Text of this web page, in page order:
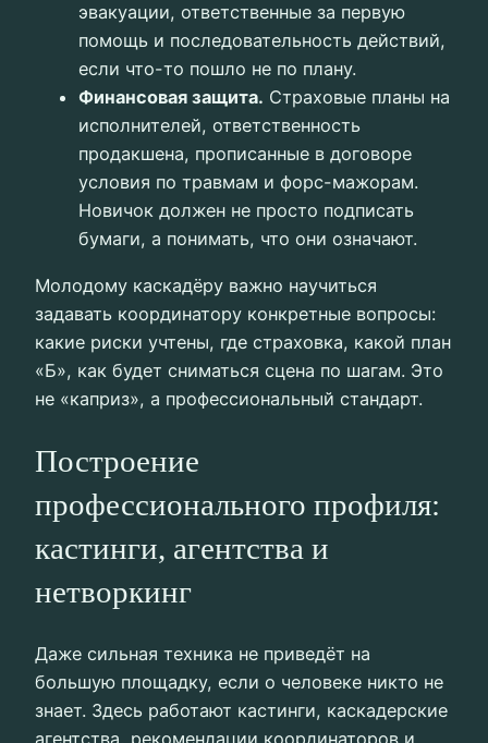
эвакуации, ответственные за первую
помощь и последовательность действий,
если что-то пошло не по плану.
Финансовая защита. Страховые планы на
исполнителей, ответственность
продакшена, прописанные в договоре
условия по травмам и форс-мажорам.
Новичок должен не просто подписать
бумаги, а понимать, что они означают.
Молодому каскадёру важно научиться
задавать координатору конкретные вопросы:
какие риски учтены, где страховка, какой план
«Б», как будет сниматься сцена по шагам. Это
не «каприз», а профессиональный стандарт.
Построение
профессионального профиля:
кастинги, агентства и
нетворкинг
Даже сильная техника не приведёт на
большую площадку, если о человеке никто не
знает. Здесь работают кастинги, каскадерские
агентства, рекомендации координаторов и